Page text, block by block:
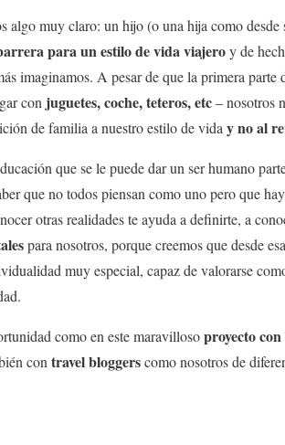
muy claro: un hijo (o una hija como desde
para un estilo de vida viajeroy de
imaginamos. A pesar de que la primera parte
con juguetes, coche, teteros, etc– nosotros
de familia a nuestro estilo de vida y no al
que se le puede dar un ser humano
que no todos piensan como uno pero que
otras realidades te ayuda a definirte, a
para nosotros, porque creemos que desde
muy especial, capaz de valorarse
como en este maravillosoproyecto
con travel bloggerscomo nosotros de